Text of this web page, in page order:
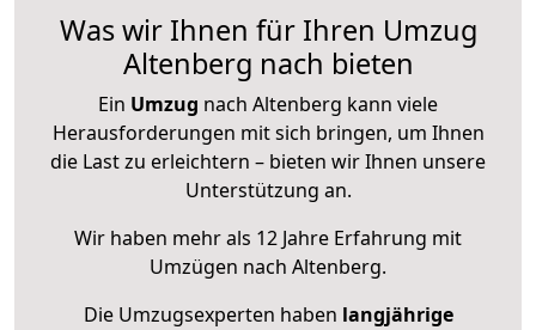
Was wir Ihnen für Ihren Umzug
Altenberg nach bieten
Ein Umzug nach Altenberg kann viele
Herausforderungen mit sich bringen, um Ihnen
die Last zu erleichtern – bieten wir Ihnen unsere
Unterstützung an.
Wir haben mehr als 12 Jahre Erfahrung mit
Umzügen nach Altenberg.
Die Umzugsexperten haben langjährige